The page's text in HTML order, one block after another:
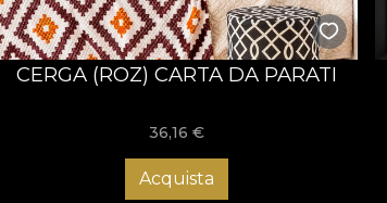
CERGA (ROZ) CARTA DA PARATI
36,16 €
Acquista